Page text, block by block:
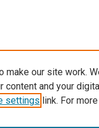
make our site work.
and your
settings link. For